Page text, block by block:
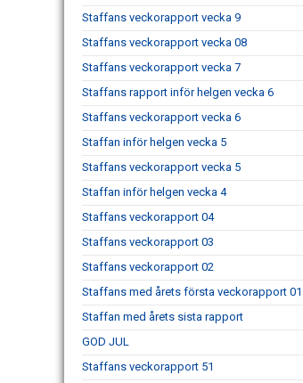
Staffans veckorapport vecka 9
Staffans veckorapport vecka 08
Staffans veckorapport vecka 7
Staffans rapport inför helgen vecka 6
Staffans veckorapport vecka 6
Staffan inför helgen vecka 5
Staffans veckorapport vecka 5
Staffan inför helgen vecka 4
Staffans veckorapport 04
Staffans veckorapport 03
Staffans veckorapport 02
Staffans med årets första veckorapport 01
Staffan med årets sista rapport
GOD JUL
Staffans veckorapport 51